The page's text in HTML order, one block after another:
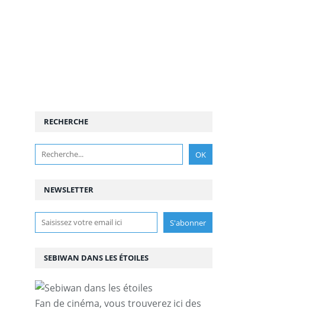
NEWSLETTER
RECHERCHE
SEBIWAN DANS LES ÉTOILES
Fan de cinéma, vous trouverez ici des